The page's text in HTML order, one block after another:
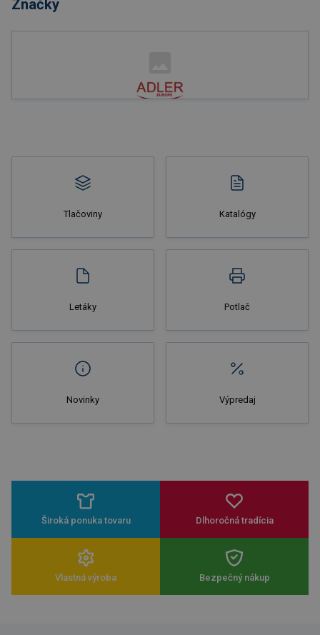
Značky
Tlačoviny Katalógy
Letáky Potlač
Novinky Výpredaj
Široká ponuka tovaru Dlhoročná tradícia
Vlastná výroba Bezpečný nákup